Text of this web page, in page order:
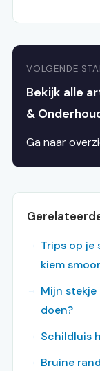
VOLGENDE
Bekijk alle
&
Ga naar
Trips op je
kiem
Mijn
doen?
Schildluis
Bruine